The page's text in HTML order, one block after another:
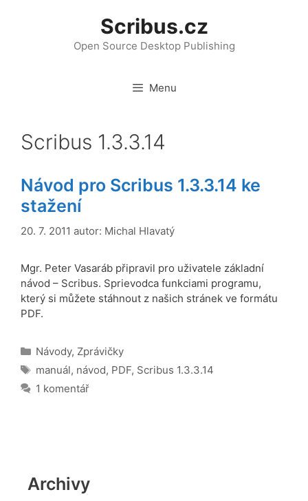
Scribus.cz
Open Source Desktop Publishing
Menu
Scribus 1.3.3.14
Návod pro Scribus 1.3.3.14 ke
stažení
20. 7. 2011 autor: Michal Hlavatý
Mgr. Peter Vasaráb připravil pro uživatele základní
návod – Scribus. Sprievodca funkciami programu,
který si můžete stáhnout z našich stránek ve formátu
PDF.
Rubriky
Návody, Zprávičky
Štítky
manuál, návod, PDF, Scribus 1.3.3.14
1 komentář
Archivy